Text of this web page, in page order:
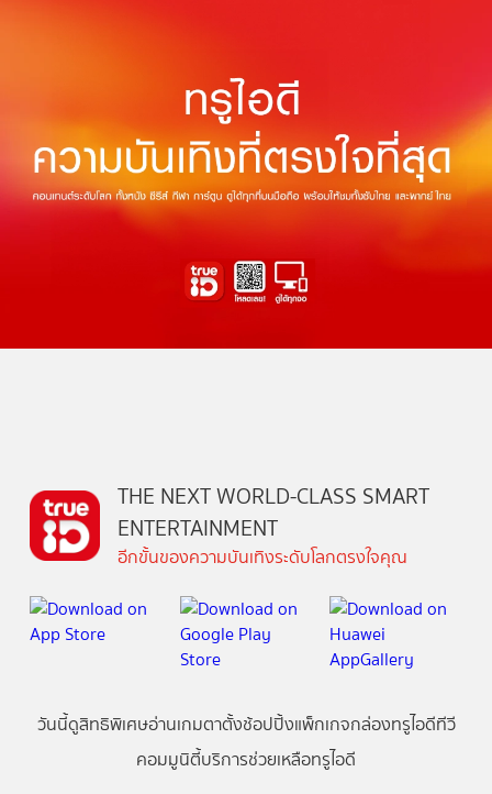
THE NEXT WORLD-CLASS SMART
ENTERTAINMENT
อีกขั้นของความบันเทิงระดับโลกตรงใจคุณ
วันนี้ดูสิทธิพิเศษอ่านเกมตาตั้งช้อปปิ้งแพ็กเกจกล่องทรูไอดีทีวี
คอมมูนิตี้บริการช่วยเหลือทรูไอดี